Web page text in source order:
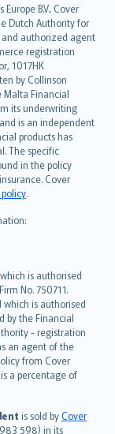
B.V.. Cover
Dutch Authority for
authorized agent
registration
1017HK
by Collinson
Malta Financial
its underwriting
is an independent
products has
The specific
in the policy
Cover
.
which is authorised
No. 750711.
which is authorised
by the Financial
- registration
an agent of the
from Cover
a percentage of
is sold byCover
598) in its